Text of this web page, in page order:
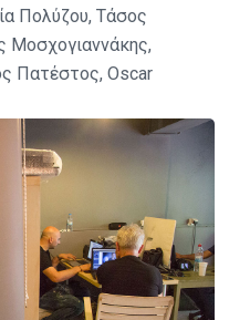
Πολύζου, Τάσος
Μοσχογιαννάκης,
Πατέστος, Oscar